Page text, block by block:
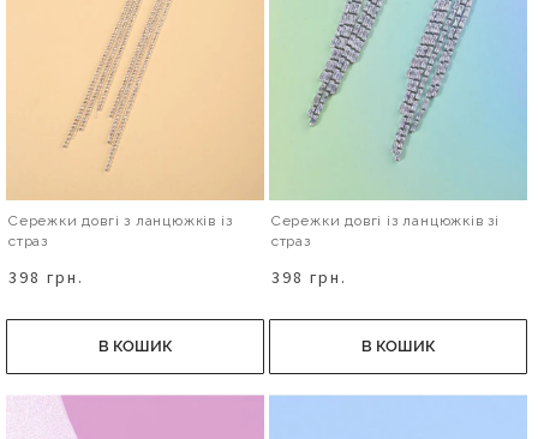
Сережки довгі з ланцюжків із
страз
398 грн.
В КОШИК
Сережки довгі із ланцюжків зі
страз
398 грн.
В КОШИК